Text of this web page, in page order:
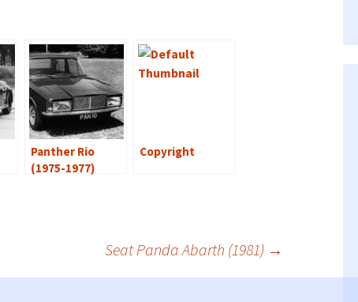
Panther Rio
(1975-1977)
Copyright
Seat Panda Abarth (1981) →